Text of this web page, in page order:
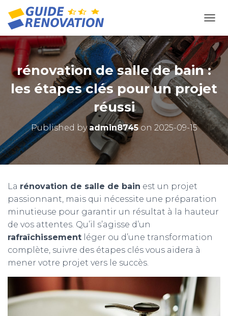
rénovation de salle de bain :
les étapes clés pour un projet
réussi
Published by admin8745on 2025-09-15
La rénovation de salle de bain est un projet
passionnant, mais qui nécessite une préparation
minutieuse pour garantir un résultat à la hauteur
de vos attentes. Qu’il s’agisse d’un
rafraîchissement léger ou d’une transformation
complète, suivre des étapes clés vous aidera à
mener votre projet vers le succès.